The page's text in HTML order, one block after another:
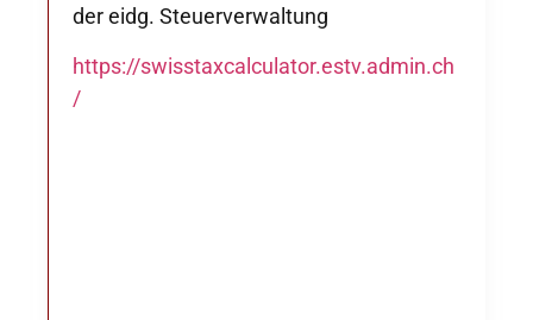
der eidg. Steuerverwaltung
https://swisstaxcalculator.estv.admin.ch
/